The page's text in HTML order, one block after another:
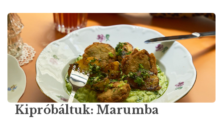
Kipróbáltuk: Marumba